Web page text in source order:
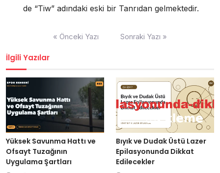
de “Tiw” adındaki eski bir Tanrıdan gelmektedir.
« Önceki Yazı Sonraki Yazı »
İlgili Yazılar
Yüksek Savunma Hattı ve
Ofsayt Tuzağının
Uygulama Şartları
Bıyık ve Dudak Üstü Lazer
Epilasyonunda Dikkat
Edilecekler